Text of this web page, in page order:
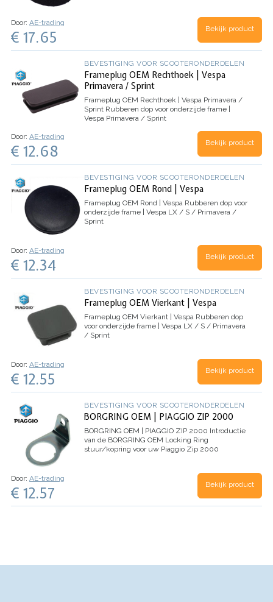
Door: AE-trading
€ 17.65 Bekijk product
BEVESTIGING VOOR SCOOTERONDERDELEN
Frameplug OEM Rechthoek | Vespa
Primavera / Sprint
Frameplug OEM Rechthoek | Vespa Primavera /
Sprint Rubberen dop voor onderzijde frame |
Vespa Primavera / Sprint
Door: AE-trading
€ 12.68 Bekijk product
BEVESTIGING VOOR SCOOTERONDERDELEN
Frameplug OEM Rond | Vespa
Frameplug OEM Rond | Vespa Rubberen dop voor
onderzijde frame | Vespa LX / S / Primavera /
Sprint
Door: AE-trading
€ 12.34 Bekijk product
BEVESTIGING VOOR SCOOTERONDERDELEN
Frameplug OEM Vierkant | Vespa
Frameplug OEM Vierkant | Vespa Rubberen dop
voor onderzijde frame | Vespa LX / S / Primavera
/ Sprint
Door: AE-trading
€ 12.55 Bekijk product
BEVESTIGING VOOR SCOOTERONDERDELEN
BORGRING OEM | PIAGGIO ZIP 2000
BORGRING OEM | PIAGGIO ZIP 2000 Introductie
van de BORGRING OEM Locking Ring
stuur/kopring voor uw Piaggio Zip 2000
stuur/kopsproeier. Dit essentiële…
Door: AE-trading
€ 12.57 Bekijk product